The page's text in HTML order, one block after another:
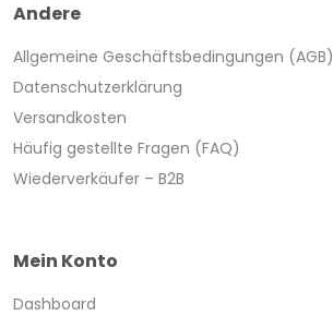
Andere
Allgemeine Geschäftsbedingungen (AGB)
Datenschutzerklärung
Versandkosten
Häufig gestellte Fragen (FAQ)
Wiederverkäufer – B2B
Mein Konto
Dashboard